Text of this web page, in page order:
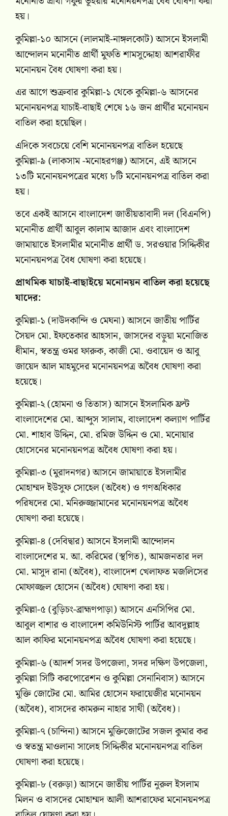
হয়।
কুমিল্লা-১০ আসনে (লালমাই-নাঙ্গলকোট) আসনে ইসলামী
আন্দোলন মনোনীত প্রার্থী মুফতি শামসুদ্দোহা আশরাফীর
মনোনয়ন বৈধ ঘোষণা করা হয়।
এর আগে শুক্রবার কুমিল্লা-১ থেকে কুমিল্লা-৬ আসনের
মনোনয়নপত্র যাচাই-বাছাই শেষে ১৬ জন প্রার্থীর মনোনয়ন
বাতিল করা হয়েছিল।
এদিকে সবচেয়ে বেশি মনোনয়নপত্র বাতিল হয়েছে
কুমিল্লা-৯ (লাকসাম -মনোহরগঞ্জ) আসনে, এই আসনে
১৩টি মনোনয়নপত্রের মধ্যে ৮টি মনোনয়নপত্র বাতিল করা
হয়।
তবে একই আসনে বাংলাদেশ জাতীয়তাবাদী দল (বিএনপি)
মনোনীত প্রার্থী আবুল কালাম আজাদ এবং বাংলাদেশ
জামায়াতে ইসলামীর মনোনীত প্রার্থী ড. সরওয়ার সিদ্দিকীর
মনোনয়নপত্র বৈধ ঘোষণা করা হয়েছে।
প্রাথমিক যাচাই-বাছাইয়ে মনোনয়ন বাতিল করা হয়েছে
যাদের:
কুমিল্লা-১ (দাউদকান্দি ও মেঘনা) আসনে জাতীয় পার্টির
সৈয়দ মো. ইফতেকার আহসান, জাসদের বড়ুয়া মনোজিত
ধীমান, স্বতন্ত্র ওমর ফারুক, কাজী মো. ওবায়েদ ও আবু
জায়েদ আল মাহমুদের মনোনয়নপত্র অবৈধ ঘোষণা করা
হয়েছে।
কুমিল্লা-২ (হোমনা ও তিতাস) আসনে ইসলামিক ফ্রন্ট
বাংলাদেশের মো. আব্দুস সালাম, বাংলাদেশ কল্যাণ পার্টির
মো. শাহাব উদ্দিন, মো. রমিজ উদ্দিন ও মো. মনোয়ার
হোসেনের মনোনয়নপত্র অবৈধ ঘোষণা করা হয়।
কুমিল্লা-৩ (মুরাদনগর) আসনে জামায়াতে ইসলামীর
মোহাম্মদ ইউসুফ সোহেল (অবৈধ) ও গণঅধিকার
পরিষদের মো. মনিরুজ্জামানের মনোনয়নপত্র অবৈধ
ঘোষণা করা হয়েছে।
কুমিল্লা-৪ (দেবিদ্বার) আসনে ইসলামী আন্দোলন
বাংলাদেশের ম. আ. করিমের (স্থগিত), আমজনতার দল
মো. মাসুদ রানা (অবৈধ), বাংলাদেশ খেলাফত মজলিসের
মোফাজ্জল হোসেন (অবৈধ) ঘোষণা করা হয়।
কুমিল্লা-৫ (বুড়িচং-ব্রাহ্মণপাড়া) আসনে এনসিপির মো.
আবুল বাশার ও বাংলাদেশ কমিউনিস্ট পার্টির আবদুল্লাহ
আল কাফির মনোনয়নপত্র অবৈধ ঘোষণা করা হয়েছে।
কুমিল্লা-৬ (আদর্শ সদর উপজেলা, সদর দক্ষিণ উপজেলা,
কুমিল্লা সিটি করপোরেশন ও কুমিল্লা সেনানিবাস) আসনে
মুক্তি জোটের মো. আমির হোসেন ফরায়েজীর মনোনয়ন
(অবৈধ), বাসদের কামরুন নাহার সাথী (অবৈধ)।
কুমিল্লা-৭ (চান্দিনা) আসনে মুক্তিজোটের সজল কুমার কর
ও স্বতন্ত্র মাওলানা সালেহ সিদ্দিকীর মনোনয়নপত্র বাতিল
ঘোষণা করা হয়েছে।
কুমিল্লা-৮ (বরুড়া) আসনে জাতীয় পার্টির নুরুল ইসলাম
মিলন ও বাসদের মোহাম্মদ আলী আশরাফের মনোনয়নপত্র